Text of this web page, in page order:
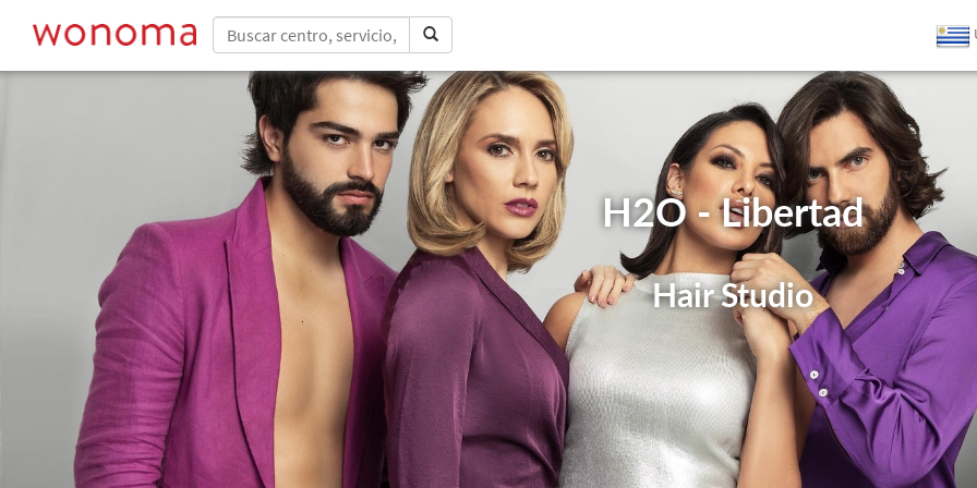
H2O - Libertad
Hair Studio